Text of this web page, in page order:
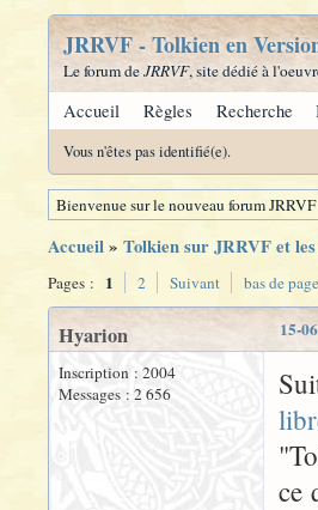
JRRVF - Tolkien en
Le forum deJRRVF, site dédié à
Accueil Règles Recherche
Vous n'êtes pas identifié(e).
Bienvenue sur le nouveau forum
Accueil» Tolkien sur JRRVF et
Pages : 1 2 Suivant bas de page
15-
Hyarion
Inscription : 2004
Messages : 2 656
ce